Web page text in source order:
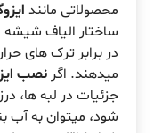
محصولاتی مانند
ساختار الیاف شیشه
در برابر ترک های
میدهند. اگر نصب
جزئیات در لبه ها،
شود، میتوان به آب